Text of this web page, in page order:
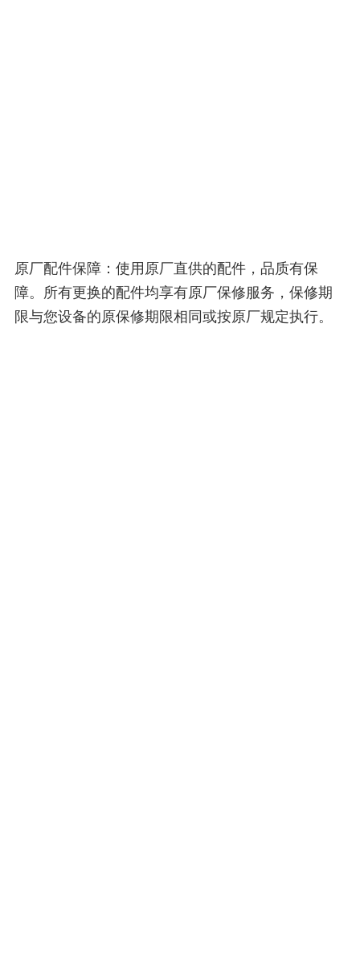
原厂配件保障：使用原厂直供的配件，品质有保
障。所有更换的配件均享有原厂保修服务，保修期
限与您设备的原保修期限相同或按原厂规定执行。